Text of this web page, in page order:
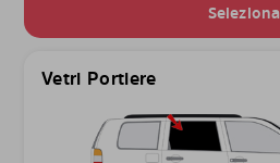
Seleziona
Vetri Portiere